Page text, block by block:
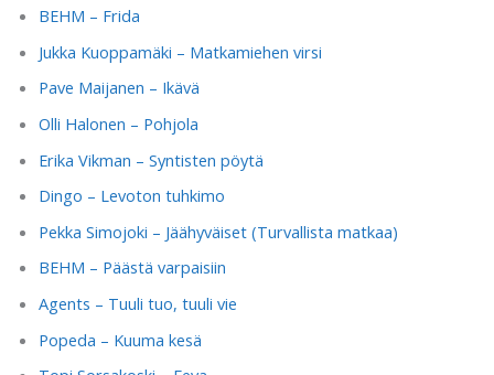
BEHM – Frida
Jukka Kuoppamäki – Matkamiehen virsi
Pave Maijanen – Ikävä
Olli Halonen – Pohjola
Erika Vikman – Syntisten pöytä
Dingo – Levoton tuhkimo
Pekka Simojoki – Jäähyväiset (Turvallista matkaa)
BEHM – Päästä varpaisiin
Agents – Tuuli tuo, tuuli vie
Popeda – Kuuma kesä